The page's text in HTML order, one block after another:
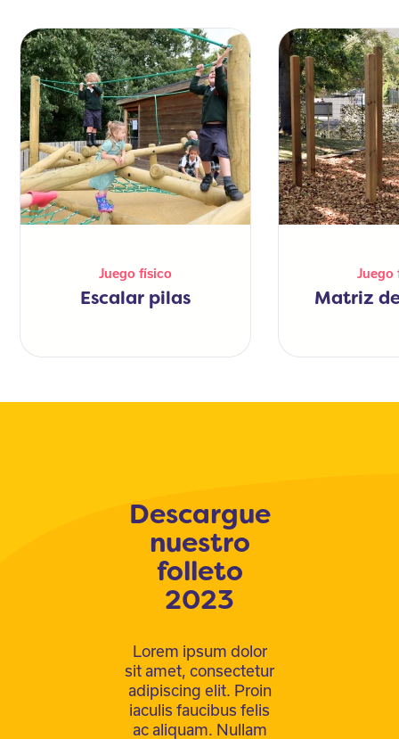
Juego físico
Escalar pilas
Juego
Matriz
Descargue
nuestro
folleto
2023
Lorem ipsum dolor
sit amet, consectetur
adipiscing elit. Proin
iaculis faucibus felis
ac aliquam. Nullam